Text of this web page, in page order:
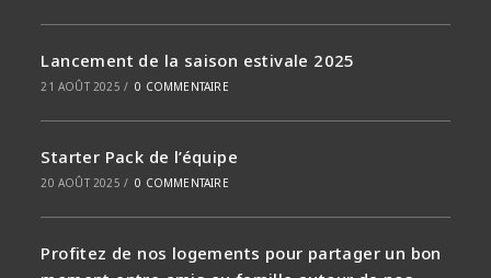
Lancement de la saison estivale 2025
21 AOÛT 2025 / 0 COMMENTAIRE
Starter Pack de l’équipe
20 AOÛT 2025 / 0 COMMENTAIRE
Profitez de nos logements pour partager un bon